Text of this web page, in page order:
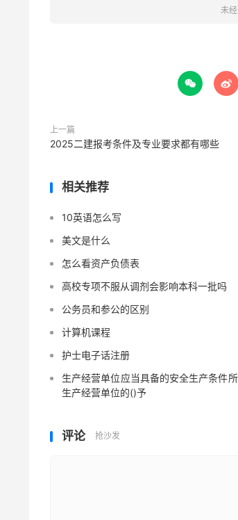
未经
 
上一篇
2025二建报考条件及专业要求都有哪些
相关推荐
10英语怎么写
美文是什么
怎么看资产负债表
高校专项不服从调剂会影响本科一批吗
公务员和参公的区别
计算机课程
护士电子话注册
生产经营单位应当具备的安全生产条件
生产经营单位的()予
评论 抢沙发